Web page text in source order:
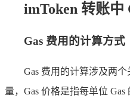
imToken 转账中
Gas 费用的计算方式
Gas 费用的计算涉及两个
量，Gas 价格是指每单位